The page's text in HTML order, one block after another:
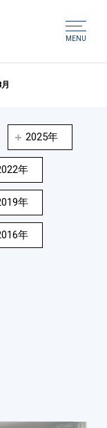
MENU
2025年
年
年
年